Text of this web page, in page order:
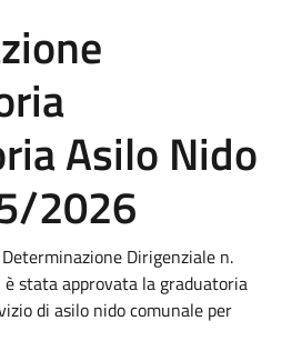
Asilo Nido
2026
Dirigenziale n.
stata approvata la graduatoria
di asilo nido comunale per